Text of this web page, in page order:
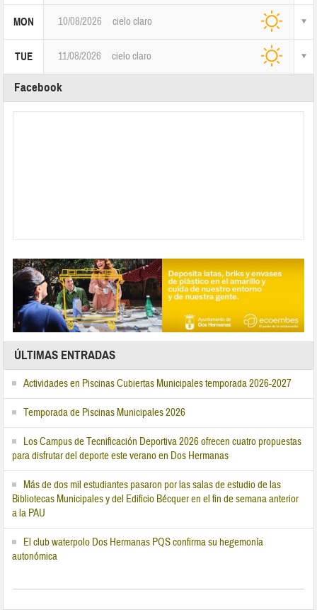
MON 10/08/2026 cielo claro
TUE 11/08/2026 cielo claro
Facebook
ÚLTIMAS ENTRADAS
Actividades en Piscinas Cubiertas Municipales temporada 2026-2027
Temporada de Piscinas Municipales 2026
Los Campus de Tecnificación Deportiva 2026 ofrecen cuatro propuestas
para disfrutar del deporte este verano en Dos Hermanas
Más de dos mil estudiantes pasaron por las salas de estudio de las
Bibliotecas Municipales y del Edificio Bécquer en el fin de semana anterior
a la PAU
El club waterpolo Dos Hermanas PQS confirma su hegemonía
autonómica